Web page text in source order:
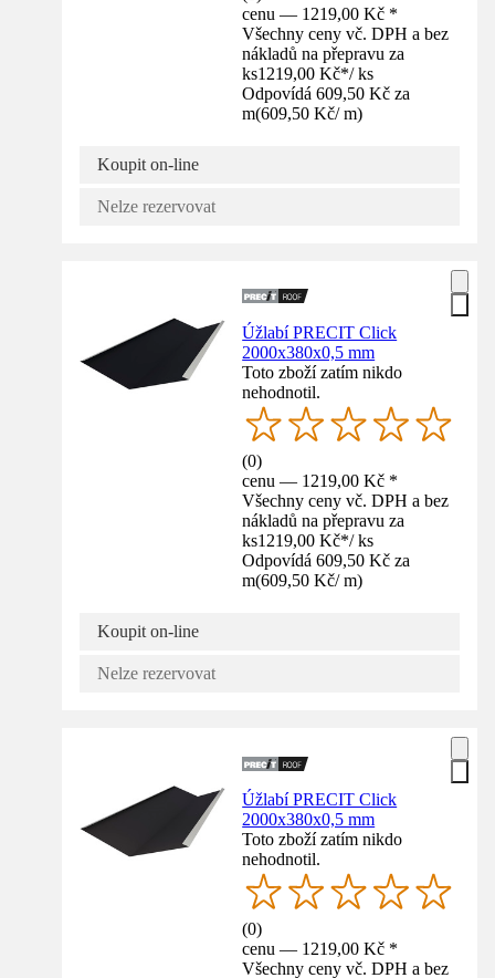
cenu — 1219,00 Kč *
Všechny ceny vč. DPH a bez
nákladů na přepravu za
ks1219,00 Kč*/ ks
Odpovídá 609,50 Kč za
m(609,50 Kč/ m)
Koupit on-line
Nelze rezervovat
Úžlabí PRECIT Click
2000x380x0,5 mm
Toto zboží zatím nikdo
nehodnotil.
(0)
cenu — 1219,00 Kč *
Všechny ceny vč. DPH a bez
nákladů na přepravu za
ks1219,00 Kč*/ ks
Odpovídá 609,50 Kč za
m(609,50 Kč/ m)
Koupit on-line
Nelze rezervovat
Úžlabí PRECIT Click
2000x380x0,5 mm
Toto zboží zatím nikdo
nehodnotil.
(0)
cenu — 1219,00 Kč *
Všechny ceny vč. DPH a bez